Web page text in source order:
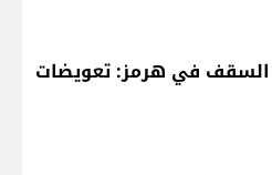
السقف في هرمز: تعويضات